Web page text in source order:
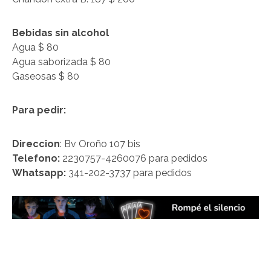
Bebidas sin alcohol
Agua $ 80
Agua saborizada $ 80
Gaseosas $ 80
Para pedir:
Direccion: Bv Oroño 107 bis
Telefono: 2230757-4260076 para pedidos
Whatsapp: 341-202-3737 para pedidos